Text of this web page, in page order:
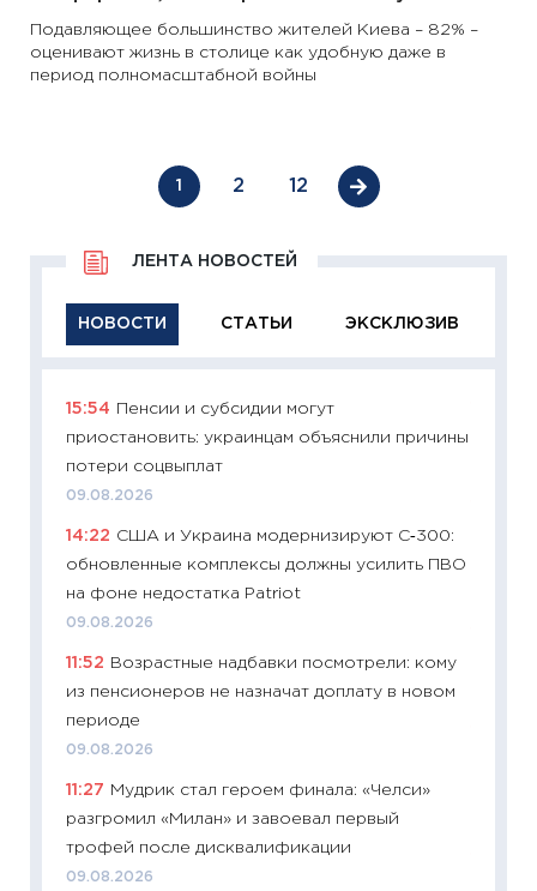
Подавляющее большинство жителей Киева – 82% –
оценивают жизнь в столице как удобную даже в
период полномасштабной войны
1 2 12
НОВОСТИ СТАТЬИ ЭКСКЛЮЗИВ
ЛЕНТА НОВОСТЕЙ
15:54
Пенсии и субсидии могут
приостановить: украинцам объяснили причины
потери соцвыплат
09.08.2026
14:22 США и Украина модернизируют С‑300:
обновленные комплексы должны усилить ПВО
на фоне недостатка Patriot
09.08.2026
11:52
Возрастные надбавки посмотрели: кому
из пенсионеров не назначат доплату в новом
периоде
09.08.2026
11:27 Мудрик стал героем финала: «Челси»
разгромил «Милан» и завоевал первый
трофей после дисквалификации
09.08.2026